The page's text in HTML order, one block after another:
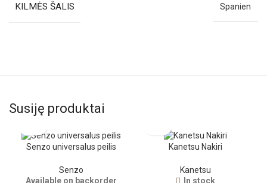
KILMĖS ŠALIS Spanien
Susiję produktai
Senzo universalus peilis
Senzo
Available on backorder
Kanetsu Nakiri
Kanetsu
In stock